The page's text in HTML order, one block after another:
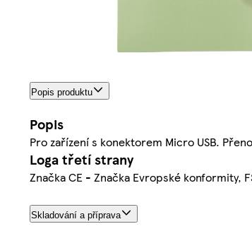
Popis produktu
Popis
Pro zařízení s konektorem Micro USB.
Loga třetí strany
Značka CE - Značka Evropské konformity,
Skladování a příprava